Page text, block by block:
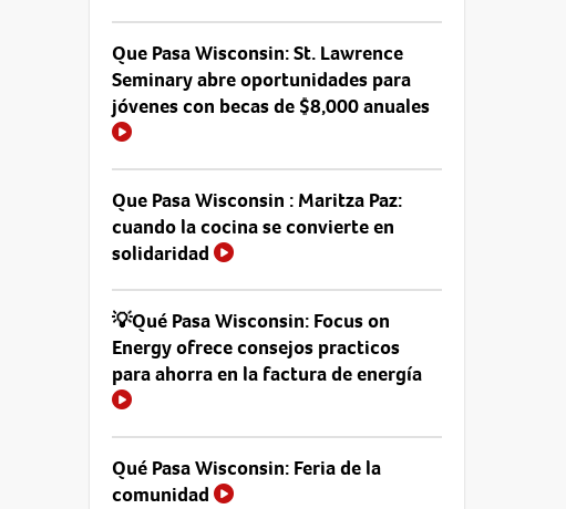
Que Pasa Wisconsin: St. Lawrence
Seminary abre oportunidades para
jóvenes con becas de $8,000 anuales
Que Pasa Wisconsin : Maritza Paz:
cuando la cocina se convierte en
solidaridad
💡Qué Pasa Wisconsin: Focus on
Energy ofrece consejos practicos
para ahorra en la factura de energía
Qué Pasa Wisconsin: Feria de la
comunidad